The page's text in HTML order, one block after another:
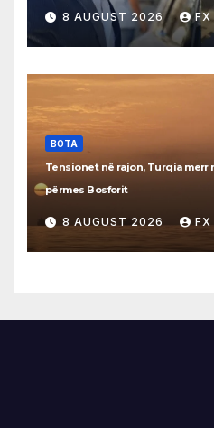
8 AUGUST 2026 FX
BOTA
Tensionet në rajon, Turqia merr
përmes Bosforit
8 AUGUST 2026 FX